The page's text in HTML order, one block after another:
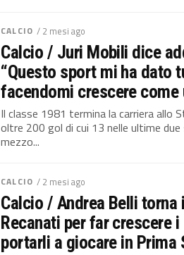
CALCIO / 2 mesi ago
Calcio / Juri Mobili dice
“Questo sport mi ha dato
facendomi crescere come
Il classe 1981 termina la carriera allo
oltre 200 gol di cui 13 nelle ultime
mezzo...
CALCIO / 2 mesi ago
Calcio / Andrea Belli torna
Recanati per far crescere
portarli a giocare in Prima